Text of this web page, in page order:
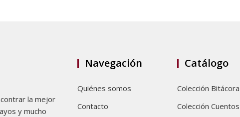
la mejor
y mucho
Navegación
Quiénes somos
Contacto
Catálogo
Colección Bitácora
Colección Cuentos